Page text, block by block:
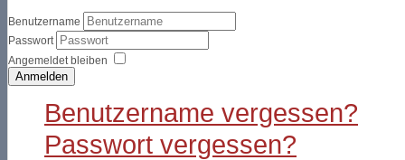
Benutzername
Passwort
Angemeldet bleiben
Anmelden
Benutzername vergessen?
Passwort vergessen?